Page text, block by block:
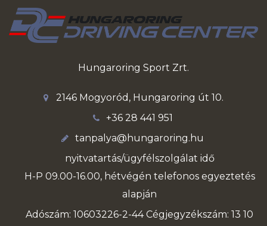
Hungaroring Sport Zrt.
2146 Mogyoród, Hungaroring út 10.
+36 28 441 951
tanpalya@hungaroring.hu
nyitvatartás/ügyfélszolgálat idő
H-P 09.00-16.00, hétvégén telefonos egyeztetés
alapján
Adószám: 10603226-2-44 Cégjegyzékszám: 13 10